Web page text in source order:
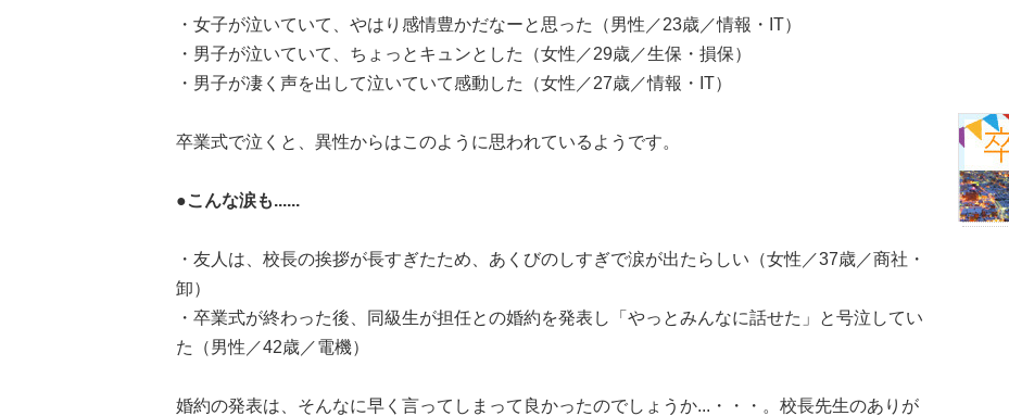
・女子が泣いていて、やはり感情豊かだなーと思った（男性／23歳／情報・IT）
・男子が泣いていて、ちょっとキュンとした（女性／29歳／生保・損保）
・男子が凄く声を出して泣いていて感動した（女性／27歳／情報・IT）
卒業式で泣くと、異性からはこのように思われているようです。
●こんな涙も......
・友人は、校長の挨拶が長すぎたため、あくびのしすぎで涙が出たらしい（女性／37歳／商社・
卸）
・卒業式が終わった後、同級生が担任との婚約を発表し「やっとみんなに話せた」と号泣してい
た（男性／42歳／電機）
婚約の発表は、そんなに早く言ってしまって良かったのでしょうか...・・・。校長先生のありが